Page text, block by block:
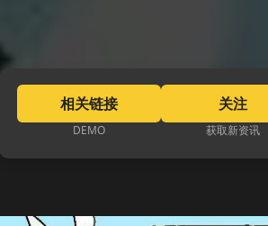
相关链接
DEMO
关注
获取新资讯